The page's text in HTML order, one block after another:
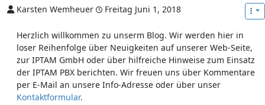
Karsten Wemheuer Freitag Juni 1, 2018
Herzlich willkommen zu unserm Blog. Wir werden hier in
loser Reihenfolge über Neuigkeiten auf unserer Web-Seite,
zur IPTAM GmbH oder über hilfreiche Hinweise zum Einsatz
der IPTAM PBX berichten. Wir freuen uns über Kommentare
per E-Mail an unsere Info-Adresse oder über unser
Kontaktformular.